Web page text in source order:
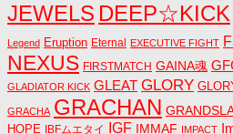
JEWELS DEEP☆KICK
Legend Eruption Eternal EXECUTIVE FIGHT
NEXUS FIRSTMATCH GAINA魂
GLADIATOR KICK GLEAT GLORY
GRACHA GRACHAN
HOPE IBFムエタイ IGF IMMAF IMPACT